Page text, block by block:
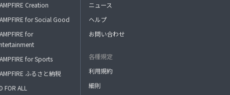
Creation
for Social Good
for
for Sports
ふるさと納税
FOR ALL
ニュース
ヘルプ
お問い合わせ
各種規定
利用規約
細則